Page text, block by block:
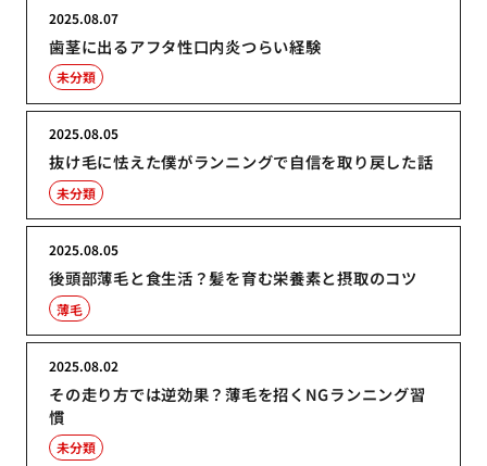
歯茎に出るアフタ性口内炎つらい経験
2025.08.07
未分類
抜け毛に怯えた僕がランニングで自信を取り戻した話
2025.08.05
未分類
後頭部薄毛と食生活？髪を育む栄養素と摂取のコツ
2025.08.05
薄毛
その走り方では逆効果？薄毛を招くNGランニング習
慣
2025.08.02
未分類